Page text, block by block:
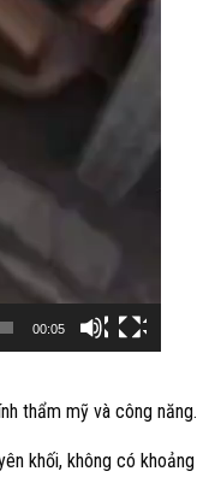
00:05
thẩm mỹ và công năng.
khối, không có khoảng